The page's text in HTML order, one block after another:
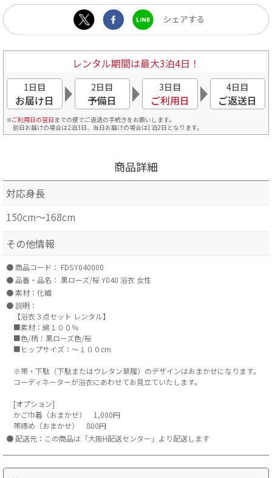
レンタル期間は最大3泊4日！
1日目
お届け日
2日目
予備日
3日目
ご利用日
4日目
ご返送日
ご利用日の翌日 までの便でご返送の手続きをお願いします。
前日お届けの場合は2泊3日、当日お届けの場合は1泊2日となります。
商品詳細
対応身長
150cm～168cm
その他情報
商品コード： FDSY040000
品番・品名： 黒ローズ/桜 Y040 浴衣 女性
素材：化繊
説明：
【浴衣３点セット レンタル】
■素材：綿１００％
■色/柄：黒ローズ色/桜
■ヒップサイズ：～１００cm
※帯・下駄（下駄またはウレタン草履）のデザインはおまかせになります。
コーディネーターが浴衣にあわせてお見立ていたします。
[オプション]
かご巾着（おまかせ） 1,000円
帯締め（おまかせ） 800円
配送元：この商品は「大阪H配送センター」より配送します